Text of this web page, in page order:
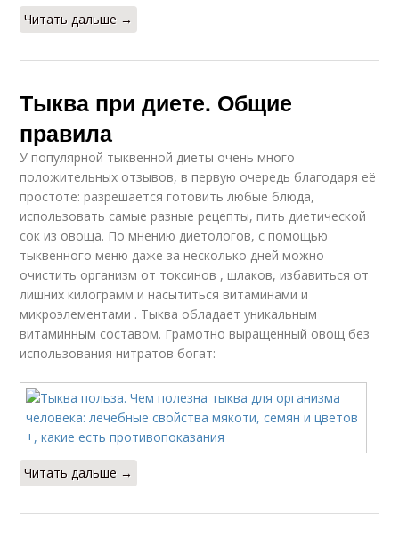
Читать дальше →
Тыква при диете. Общие
правила
У популярной тыквенной диеты очень много
положительных отзывов, в первую очередь благодаря её
простоте: разрешается готовить любые блюда,
использовать самые разные рецепты, пить диетической
сок из овоща. По мнению диетологов, с помощью
тыквенного меню даже за несколько дней можно
очистить организм от токсинов , шлаков, избавиться от
лишних килограмм и насытиться витаминами и
микроэлементами . Тыква обладает уникальным
витаминным составом. Грамотно выращенный овощ без
использования нитратов богат:
Читать дальше →